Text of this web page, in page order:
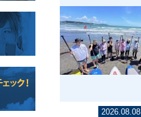
2026.08.08